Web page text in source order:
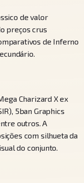
de valor
preços crus
de Inferno
Charizard X ex
5ban Graphics
outros. A
com silhueta da
do conjunto.